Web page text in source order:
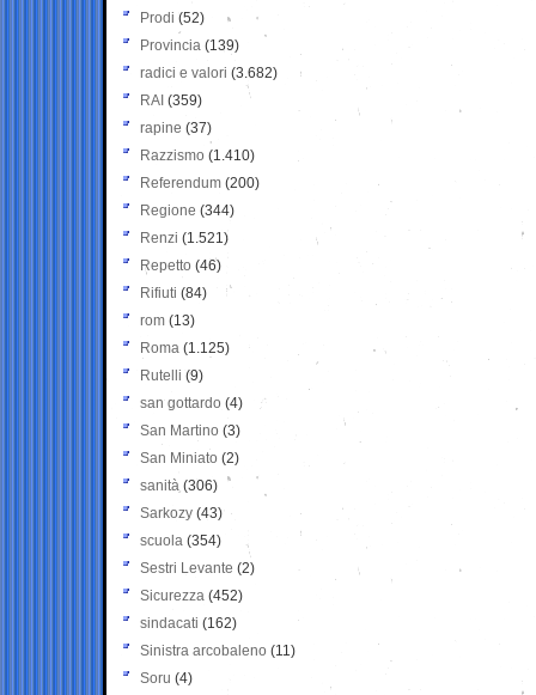
Prodi (52)
Provincia (139)
radici e valori (3.682)
RAI (359)
rapine (37)
Razzismo (1.410)
Referendum (200)
Regione (344)
Renzi (1.521)
Repetto (46)
Rifiuti (84)
rom (13)
Roma (1.125)
Rutelli (9)
san gottardo (4)
San Martino (3)
San Miniato (2)
sanità (306)
Sarkozy (43)
scuola (354)
Sestri Levante (2)
Sicurezza (452)
sindacati (162)
Sinistra arcobaleno (11)
Soru (4)